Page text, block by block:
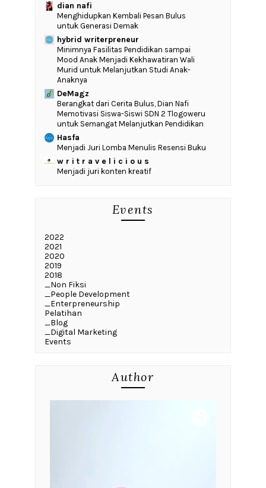
dian nafi
Menghidupkan Kembali Pesan Bulus
untuk Generasi Demak
hybrid writerpreneur
‎Minimnya Fasilitas Pendidikan sampai
Mood Anak Menjadi Kekhawatiran Wali
Murid untuk Melanjutkan Studi Anak-
Anaknya
DeMagz
‎Berangkat dari Cerita Bulus, Dian Nafi
Memotivasi Siswa-Siswi SDN 2 Tlogoweru
untuk Semangat Melanjutkan Pendidikan
Hasfa
Menjadi Juri Lomba Menulis Resensi Buku
w r i t r a v e l i c i o u s
Menjadi juri konten kreatif
Events
2022
2021
2020
2019
2018
_Non Fiksi
_People Development
_Enterpreneurship
Pelatihan
_Blog
_Digital Marketing
Events
Author